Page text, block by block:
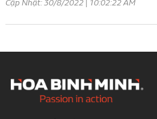
Cập Nhật: 30/8/2022 | 10:02:22 AM